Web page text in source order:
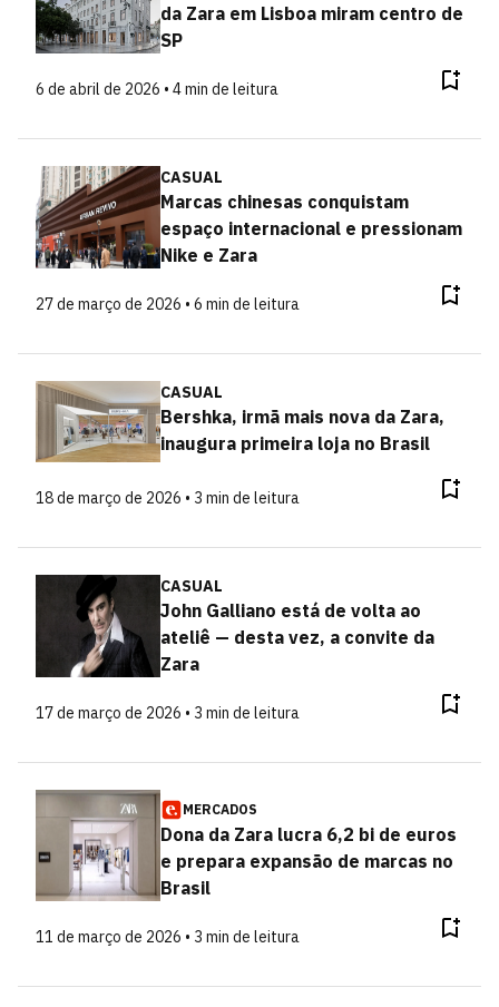
da Zara em Lisboa miram centro de
SP
6 de abril de 2026 • 4 min de leitura
CASUAL
Marcas chinesas conquistam
espaço internacional e pressionam
Nike e Zara
27 de março de 2026 • 6 min de leitura
CASUAL
Bershka, irmã mais nova da Zara,
inaugura primeira loja no Brasil
18 de março de 2026 • 3 min de leitura
CASUAL
John Galliano está de volta ao
ateliê — desta vez, a convite da
Zara
17 de março de 2026 • 3 min de leitura
MERCADOS
Dona da Zara lucra 6,2 bi de euros
e prepara expansão de marcas no
Brasil
11 de março de 2026 • 3 min de leitura